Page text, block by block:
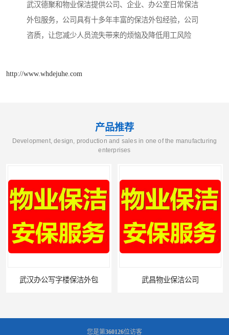
武汉德聚和物业保洁提供公司、企业、办公室日常保洁
外包服务，公司具有十多年丰富的保洁外包经验，公司
咨质，让您减少人员流失带来的烦恼及降低用工风险
http://www.whdejuhe.com
产品推荐
Development, design, production and sales in one of the manufacturing
enterprises
武昌物业保洁公司 武昌专业物业保洁
您是第360126位访客